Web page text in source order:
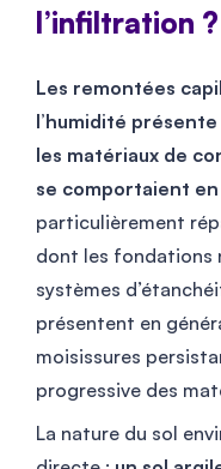
l’infiltration ?
Les remontées
l’humidité
les matériaux de
se comportaient
particulièrement
dont les fondations
systèmes
présentent en
moisissures
progressive des
La nature du sol